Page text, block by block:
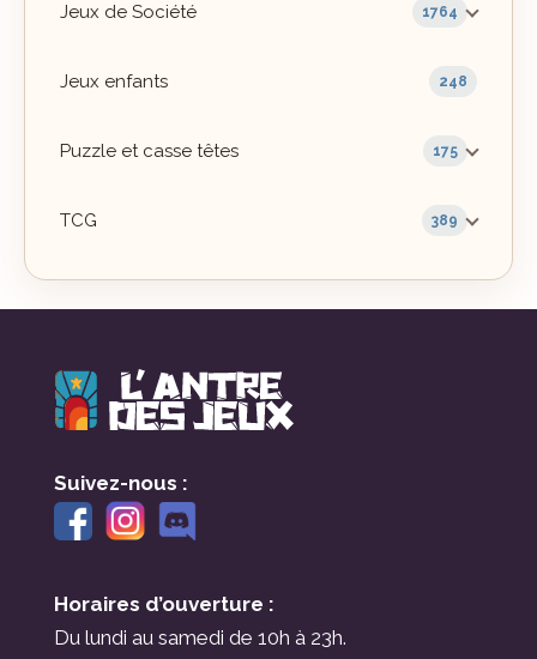
Jeux de Société 1764
Jeux enfants 248
Puzzle et casse têtes 175
TCG 389
Suivez-nous :
Horaires d’ouverture :
Du lundi au samedi de 10h à 23h.